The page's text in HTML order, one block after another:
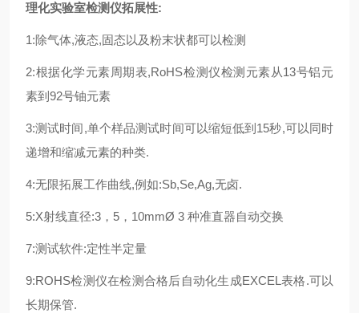
理化实验室检测仪拓展性:
1:除气体,液态,固态以及粉末状都可以检测
2:根据化学元素周期表,RoHS检测仪检测元素从13号铝元
素到92号铀元素
3:测试时间,单个样品测试时间可以缩短低到15秒,可以同时
递增和缩减元素的种类.
4:无限拓展工作曲线,例如:Sb,Se,Ag,无卤.
5:X射线直径:3，5，10mmØ 3 种准直器自动交换
7:测试软件:定性半定量
9:ROHS检测仪在检测合格后自动化生成EXCEL表格.可以
长期保管.